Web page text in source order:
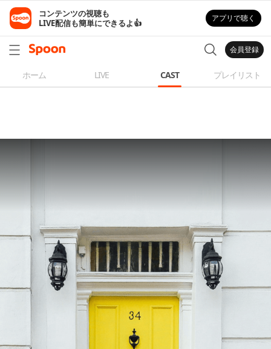
コンテンツの視聴も
LIVE配信も簡単にできるよ👍
アプリで聴く
会員登録
ホーム LIVE CAST プレイリスト